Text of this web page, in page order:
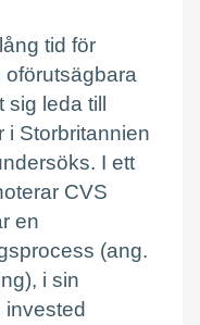
tid för
oförutsägbara
sig leda till
i Storbritannien
I ett
CVS
en
(ang.
i sin
invested